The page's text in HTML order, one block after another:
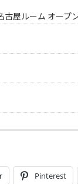
古屋ルーム オープ
Pinterest